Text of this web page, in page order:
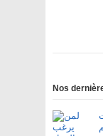
Nos